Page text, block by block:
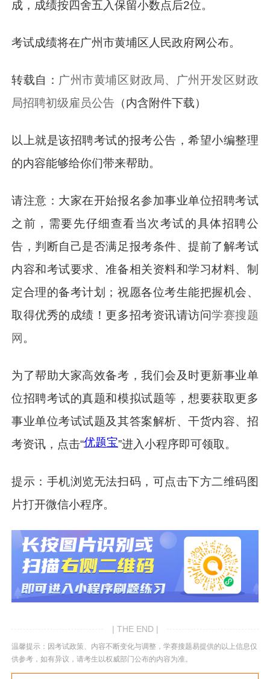
成，成绩按四舍五入保留小数点后2位。
考试成绩将在广州市黄埔区人民政府网公布。
转载自： 广州市黄埔区财政局、广州开发区财政
局招聘初级雇员公告 （内含附件下载）
以上就是该招聘考试的报考公告，希望小编整理
的内容能够给你们带来帮助。
请注意：大家在开始报名参加事业单位招聘考试
之前，需要先仔细查看当次考试的具体招聘公
告，判断自己是否满足报考条件、提前了解考试
内容和考试要求、准备相关资料和学习材料、制
定合理的备考计划；祝愿各位考生能把握机会、
取得优秀的成绩！更多招考资讯请访问学赛搜题
网。
为了帮助大家高效备考，我们会及时更新事业单
位招聘考试的真题和模拟试题等，想要获取更多
事业单位考试试题及其答案解析、干货内容、招
考资讯，点击“优题宝”进入小程序即可领取。
提示：手机浏览无法扫码，可点击下方二维码图
片打开微信小程序。
| THE END |
温馨提示：因考试政策、内容不断变化与调整，学赛搜题易提供的以上信息仅
供参考，如有异议，请考生以权威部门公布的内容为准。